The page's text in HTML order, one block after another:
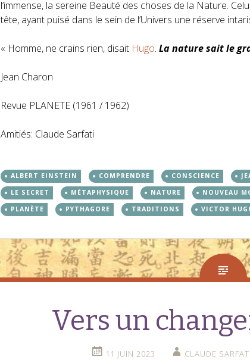
l’immense, la sereine Beauté des choses de la Nature.
tête, ayant puisé dans le sein de l’Univers une réserve
« Homme, ne crains rien, disait Hugo.La nature sait le
Jean Charon
Revue PLANETE (1961 / 1962)
Amitiés: Claude Sarfati
ALBERT EINSTEIN COMPRENDRE CONSCIENCE
LE SECRET
MÉTAPHYSIQUE NATURE NOUVEAU
PLANÈTE
PYTHAGORE TRADITIONS VICTOR
Vers un
11 JUIN 2023 CLAUDE SARFATI